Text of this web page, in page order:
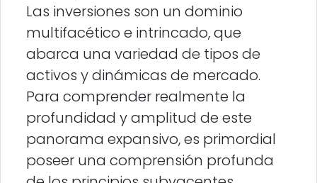
Las inversiones son un dominio
multifacético e intrincado, que
abarca una variedad de tipos de
activos y dinámicas de mercado.
Para comprender realmente la
profundidad y amplitud de este
panorama expansivo, es primordial
poseer una comprensión profunda